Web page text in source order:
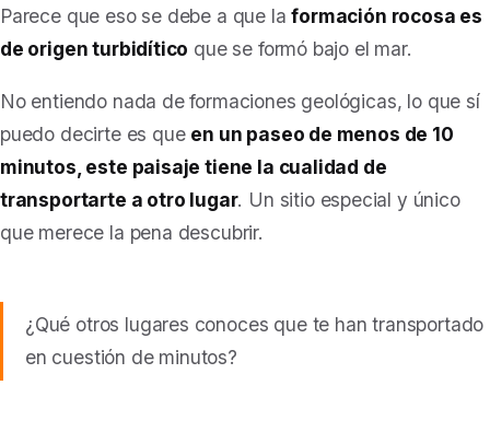
Parece que eso se debe a que laformación rocosa es
de origen turbidítico que se formó bajo el mar.
No entiendo nada de formaciones geológicas, lo que sí
puedo decirte es que en un paseo de menos de 10
minutos, este paisaje tiene la cualidad de
transportarte a otro lugar. Un sitio especial y único
que merece la pena descubrir.
¿Qué otros lugares conoces que te han transportado
en cuestión de minutos?